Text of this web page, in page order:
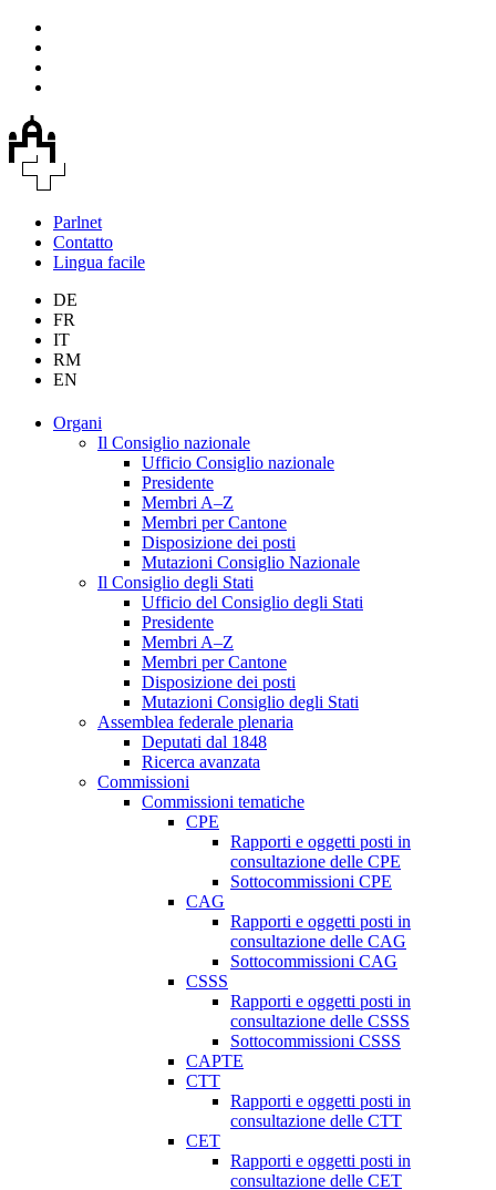
Parlnet
Contatto
Lingua facile
DE
FR
IT
RM
EN
Organi
Il Consiglio nazionale
Ufficio Consiglio nazionale
Presidente
Membri A–Z
Membri per Cantone
Disposizione dei posti
Mutazioni Consiglio Nazionale
Il Consiglio degli Stati
Ufficio del Consiglio degli Stati
Presidente
Membri A–Z
Membri per Cantone
Disposizione dei posti
Mutazioni Consiglio degli Stati
Assemblea federale plenaria
Deputati dal 1848
Ricerca avanzata
Commissioni
Commissioni tematiche
CPE
Rapporti e oggetti posti in
consultazione delle CPE
Sottocommissioni CPE
CAG
Rapporti e oggetti posti in
consultazione delle CAG
Sottocommissioni CAG
CSSS
Rapporti e oggetti posti in
consultazione delle CSSS
Sottocommissioni CSSS
CAPTE
CTT
Rapporti e oggetti posti in
consultazione delle CTT
CET
Rapporti e oggetti posti in
consultazione delle CET